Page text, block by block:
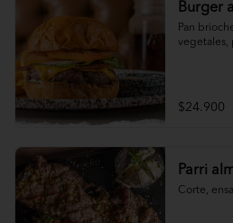
Burger
Pan
vegetales,
$24.900
Parri
Corte,